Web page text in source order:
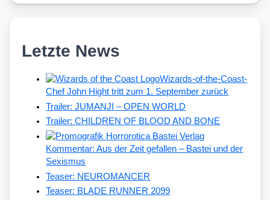
Letzte News
Wizards-of-the-Coast-
Chef John Hight tritt zum 1. September zurück
Trailer: JUMANJI – OPEN WORLD
Trailer: CHILDREN OF BLOOD AND BONE
Kommentar: Aus der Zeit gefallen – Bastei und der
Sexismus
Teaser: NEUROMANCER
Teaser: BLADE RUNNER 2099